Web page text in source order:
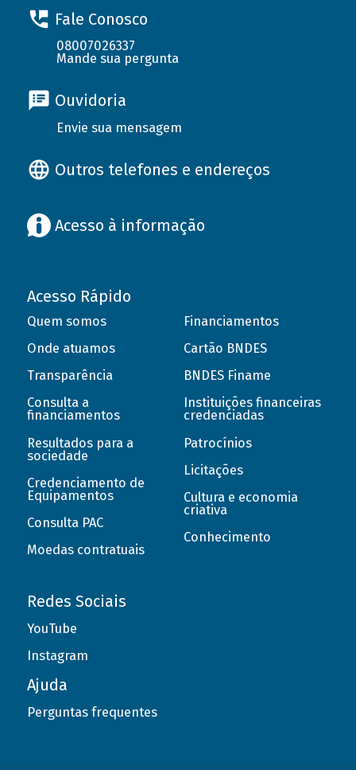
Fale Conosco
08007026337
Mande sua pergunta
Ouvidoria
Envie sua mensagem
Outros telefones e endereços
Acesso à informação
Acesso Rápido
Quem somos
Onde atuamos
Transparência
Consulta a
financiamentos
Resultados para a
sociedade
Credenciamento de
Equipamentos
Consulta PAC
Moedas contratuais
Financiamentos
Cartão BNDES
BNDES Finame
Instituições financeiras
credenciadas
Patrocínios
Licitações
Cultura e economia
criativa
Conhecimento
Redes Sociais
YouTube
Instagram
Ajuda
Perguntas frequentes